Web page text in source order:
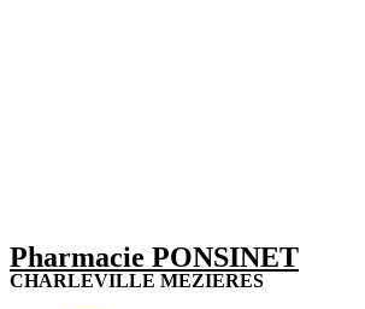
Pharmacie PONSINET
CHARLEVILLE MEZIERES